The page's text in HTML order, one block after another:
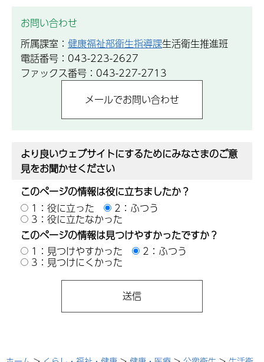
お問い合わせ
所属課室： 健康福祉部衛生指導課生活衛生推進班
電話番号：043-223-2627
ファックス番号：043-227-2713
より良いウェブサイトにするためにみなさまのご意
見をお聞かせください
このページの情報は役に立ちましたか？
1：役に立った
2：ふつう
3：役に立たなかった
このページの情報は見つけやすかったですか？
1：見つけやすかった
2：ふつう
3：見つけにくかった